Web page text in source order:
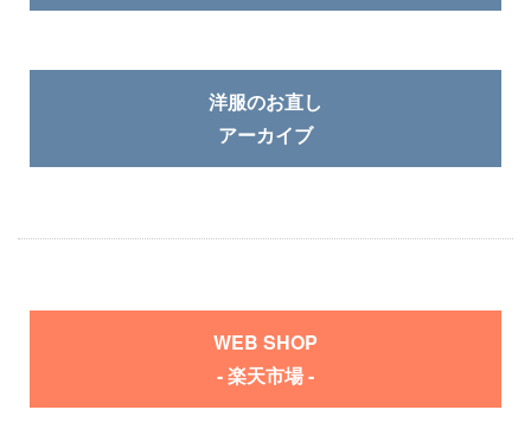
洋服のお直し
アーカイブ
WEB SHOP
- 楽天市場 -